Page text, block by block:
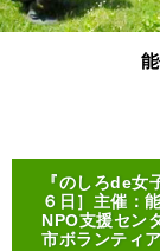
『のしろde女
６日］主催：
NPO支援セン
市ボランティ